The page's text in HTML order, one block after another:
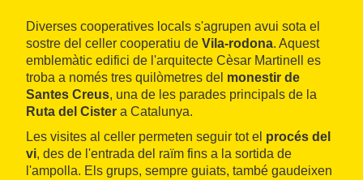
Diverses cooperatives locals s'agrupen avui sota el
sostre del celler cooperatiu de Vila-rodona. Aquest
emblemàtic edifici de l'arquitecte Cèsar Martinell es
troba a només tres quilòmetres del monestir de
Santes Creus, una de les parades principals de la
Ruta del Cister a Catalunya.
Les visites al celler permeten seguir tot el procés del
vi, des de l'entrada del raïm fins a la sortida de
l'ampolla. Els grups, sempre guiats, també gaudeixen